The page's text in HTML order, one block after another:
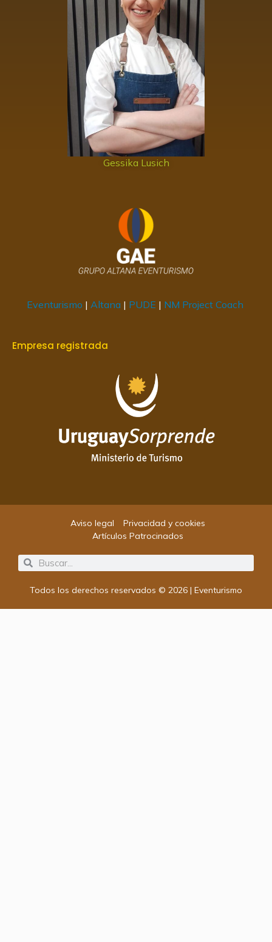
Gessika Lusich
Eventurismo | Altana | PUDE | NM Project Coach
Empresa registrada
Todos los derechos reservados © 2026 | Eventurismo
SearchSearch
Aviso legal
Privacidad y cookies
Artículos Patrocinados